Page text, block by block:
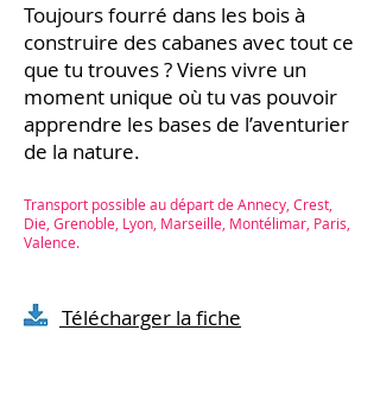
Toujours fourré dans les bois à
construire des cabanes avec tout ce
que tu trouves ? Viens vivre un
moment unique où tu vas pouvoir
apprendre les bases de l’aventurier
de la nature.
Transport possible au départ de Annecy, Crest,
Die, Grenoble, Lyon, Marseille, Montélimar, Paris,
Valence.
Télécharger la fiche